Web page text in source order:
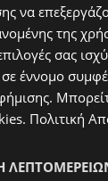
να
της
σας
έννομο
.
. Πολιτική